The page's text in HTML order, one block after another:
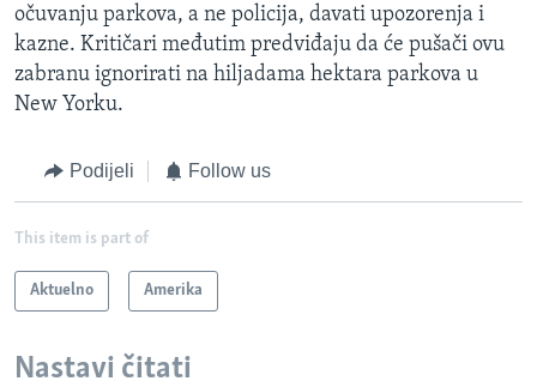
očuvanju parkova, a ne policija, davati upozorenja i
kazne. Kritičari međutim predviđaju da će pušači ovu
zabranu ignorirati na hiljadama hektara parkova u
New Yorku.
Podijeli Follow us
This item is part of
Aktuelno Amerika
Nastavi čitati